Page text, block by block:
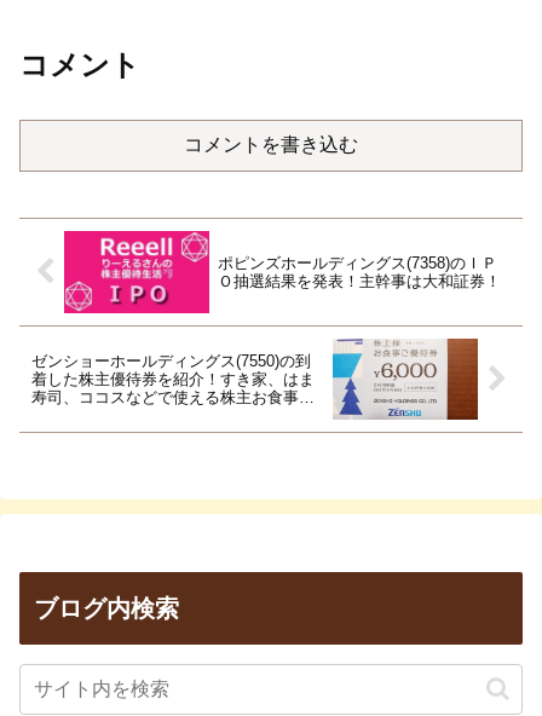
コメント
コメントを書き込む
ポピンズホールディングス(7358)のＩＰ
Ｏ抽選結果を発表！主幹事は大和証券！
ゼンショーホールディングス(7550)の到
着した株主優待券を紹介！すき家、はま
寿司、ココスなどで使える株主お食事優
ブログ内検索